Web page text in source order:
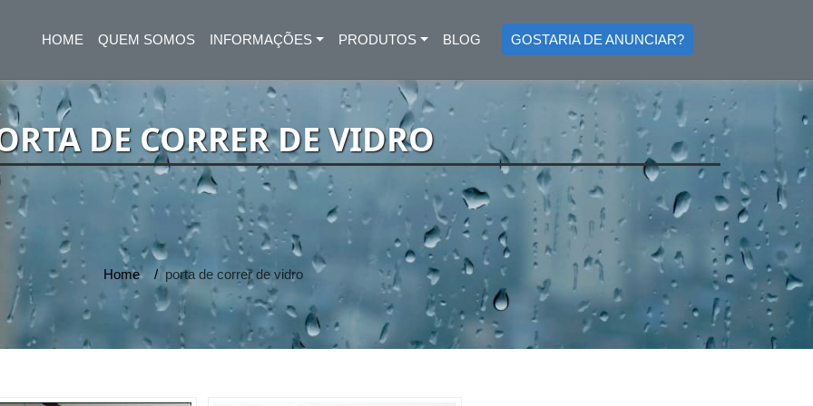
HOME
(CURRENT)
QUEM SOMOS INFORMAÇÕES PRODUTOS BLOG GOSTARIA DE ANUNCIAR?
DE CORRER DE VIDRO
Home porta de correr de vidro